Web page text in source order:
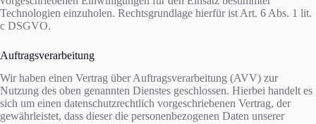
Technologien einzuholen. Rechtsgrundlage hierfür ist Art. 6 Abs. 1 lit.
c DSGVO.
Auftragsverarbeitung
Wir haben einen Vertrag über Auftragsverarbeitung (AVV) zur
Nutzung des oben genannten Dienstes geschlossen. Hierbei handelt es
sich um einen datenschutzrechtlich vorgeschriebenen Vertrag, der
gewährleistet, dass dieser die personenbezogenen Daten unserer